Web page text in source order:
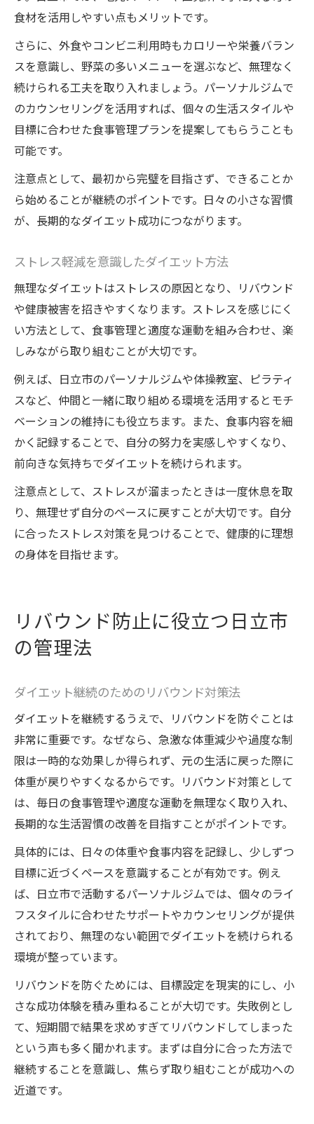
食材を活用しやすい点もメリットです。
さらに、外食やコンビニ利用時もカロリーや栄養バラン
スを意識し、野菜の多いメニューを選ぶなど、無理なく
続けられる工夫を取り入れましょう。パーソナルジムで
のカウンセリングを活用すれば、個々の生活スタイルや
目標に合わせた食事管理プランを提案してもらうことも
可能です。
注意点として、最初から完璧を目指さず、できることか
ら始めることが継続のポイントです。日々の小さな習慣
が、長期的なダイエット成功につながります。
ストレス軽減を意識したダイエット方法
無理なダイエットはストレスの原因となり、リバウンド
や健康被害を招きやすくなります。ストレスを感じにく
い方法として、食事管理と適度な運動を組み合わせ、楽
しみながら取り組むことが大切です。
例えば、日立市のパーソナルジムや体操教室、ピラティ
スなど、仲間と一緒に取り組める環境を活用するとモチ
ベーションの維持にも役立ちます。また、食事内容を細
かく記録することで、自分の努力を実感しやすくなり、
前向きな気持ちでダイエットを続けられます。
注意点として、ストレスが溜まったときは一度休息を取
り、無理せず自分のペースに戻すことが大切です。自分
に合ったストレス対策を見つけることで、健康的に理想
の身体を目指せます。
リバウンド防止に役立つ日立市
の管理法
ダイエット継続のためのリバウンド対策法
ダイエットを継続するうえで、リバウンドを防ぐことは
非常に重要です。なぜなら、急激な体重減少や過度な制
限は一時的な効果しか得られず、元の生活に戻った際に
体重が戻りやすくなるからです。リバウンド対策として
は、毎日の食事管理や適度な運動を無理なく取り入れ、
長期的な生活習慣の改善を目指すことがポイントです。
具体的には、日々の体重や食事内容を記録し、少しずつ
目標に近づくペースを意識することが有効です。例え
ば、日立市で活動するパーソナルジムでは、個々のライ
フスタイルに合わせたサポートやカウンセリングが提供
されており、無理のない範囲でダイエットを続けられる
環境が整っています。
リバウンドを防ぐためには、目標設定を現実的にし、小
さな成功体験を積み重ねることが大切です。失敗例とし
て、短期間で結果を求めすぎてリバウンドしてしまった
という声も多く聞かれます。まずは自分に合った方法で
継続することを意識し、焦らず取り組むことが成功への
近道です。